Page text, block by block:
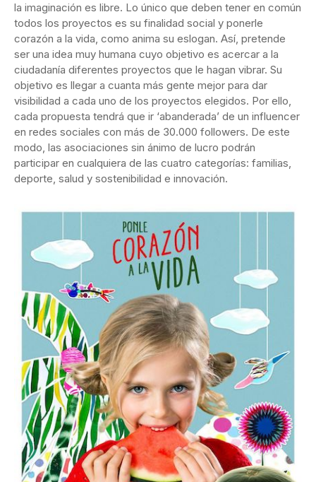
la imaginación es libre. Lo único que deben tener en común
todos los proyectos es su finalidad social y ponerle
corazón a la vida, como anima su eslogan. Así, pretende
ser una idea muy humana cuyo objetivo es acercar a la
ciudadanía diferentes proyectos que le hagan vibrar. Su
objetivo es llegar a cuanta más gente mejor para dar
visibilidad a cada uno de los proyectos elegidos. Por ello,
cada propuesta tendrá que ir ‘abanderada’ de un influencer
en redes sociales con más de 30.000 followers. De este
modo, las asociaciones sin ánimo de lucro podrán
participar en cualquiera de las cuatro categorías: familias,
deporte, salud y sostenibilidad e innovación.